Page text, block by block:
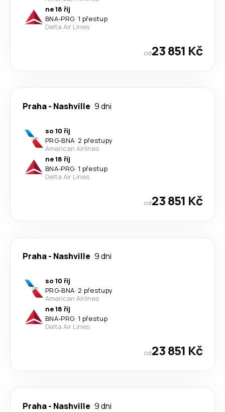
ne 18 říj
BNA-PRG· 1 přestup
Delta Air Lines
od23 851 Kč
Praha- Nashville 9 dni
so 10 říj
PRG-BNA· 2 přestupy
American Airlines
ne 18 říj
BNA-PRG· 1 přestup
Delta Air Lines
od23 851 Kč
Praha- Nashville 9 dni
so 10 říj
PRG-BNA· 2 přestupy
American Airlines
ne 18 říj
BNA-PRG· 1 přestup
Delta Air Lines
od23 851 Kč
Praha- Nashville 9 dni